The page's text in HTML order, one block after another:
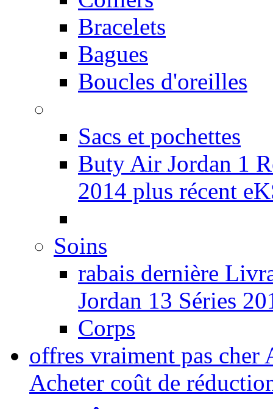
Bracelets
Bagues
Boucles d'oreilles
Sacs et pochettes
Buty Air Jordan 1
2014 plus récent
Soins
rabais dernière
Jordan 13 Séries
Corps
offres vraiment pas cher
Acheter coût de